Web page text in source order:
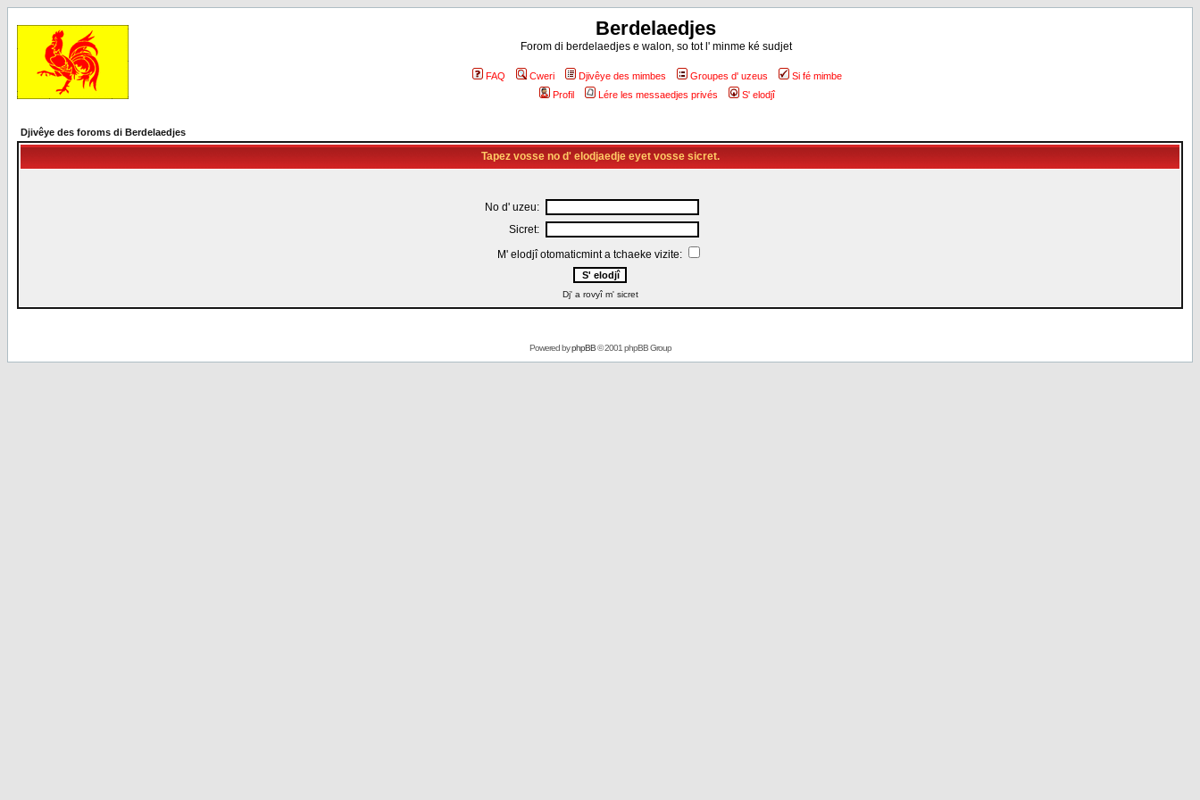
Berdelaedjes
Forom di berdelaedjes e walon, so tot l' minme ké sudjet
FAQ Cweri Djivêye des mimbes Groupes d' uzeus
Si fé mimbe
Profil
Lére les messaedjes privés S' elodjî
Djivêye des foroms di Berdelaedjes
Tapez vosse no d' elodjaedje eyet vosse sicret.
No d' uzeu:
Sicret:
M' elodjî otomaticmint a tchaeke vizite:
Dj' a rovyî m' sicret
Powered byphpBB© 2001 phpBB Group